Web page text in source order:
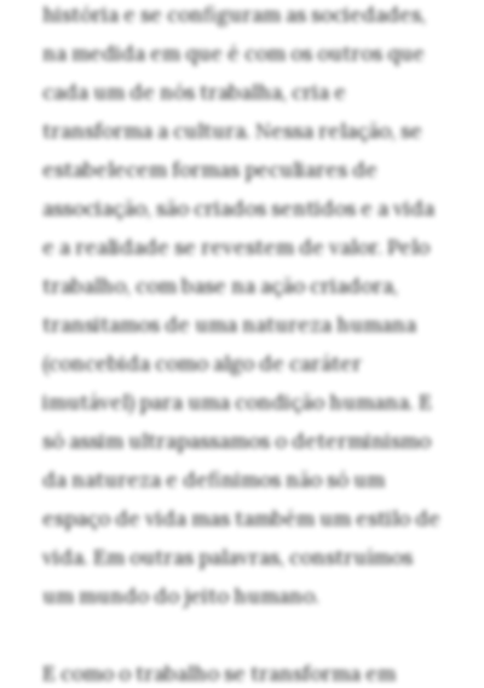
história e se configuram as sociedades,
na medida em que é com os outros que
cada um de nós trabalha, cria e
transforma a cultura. Nessa relação, se
estabelecem formas peculiares de
associação, são criados sentidos e a vida
e a realidade se revestem de valor. Pelo
trabalho, com base na ação criadora,
transitamos de uma natureza humana
(concebida como algo de caráter
imutável) para uma condição humana. E
só assim ultrapassamos o determinismo
da natureza e definimos não só um
espaço de vida mas também um estilo de
vida. Em outras palavras, construímos
um mundo do jeito humano.
E como o trabalho se transforma em